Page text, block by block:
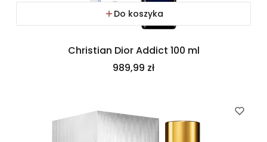
Do koszyka
Christian Dior Addict 100 ml
Cena
989,99 zł